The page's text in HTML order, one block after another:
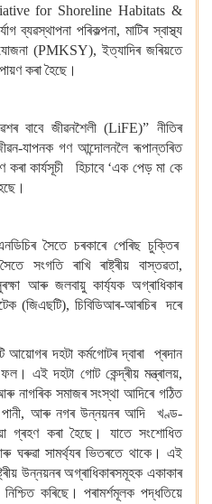
for Shoreline Habitats &
ব্যৱস্থাপনা পৰিকল্পনা, মাটিৰ স্বাস্থ্য
যোজনা (PMKSY), ইত্যাদিৰ জৰিয়তে
কৰা হৈছে।
বাবে জীৱনশৈলী (LiFE)” নীতিৰ
যাপনক গণ আন্দোলনলৈ ৰূপান্তৰিত
কাৰ্যসূচী হিচাবে ‘এক পেড় মা কে
সৈতে চৰকাৰে পেৰিছ চুক্তিৰ
সংগতি ৰাখি ৰাষ্ট্ৰীয় বাস্তৱতা,
আৰু জলবায়ু কাৰ্য্যক অগ্ৰাধিকাৰ
(জিএছটি), চিবিডিআৰ-আৰচিৰ দৰে
আয়োগৰ দহটা কৰ্মগোটৰ দ্বাৰা প্ৰদান
এই দহটা গোট কেন্দ্ৰীয় মন্ত্ৰালয়,
নাগৰিক সমাজৰ সংস্থা আদিৰে গঠিত
পানী, আৰু নগৰ উন্নয়নৰ আদি খণ্ড-
গ্ৰহণ কৰা হৈছে। যাতে সংশোধিত
ঘৰুৱা সামৰ্থ্যৰ ভিতৰতে থাকে। এই
উন্নয়নৰ অগ্ৰাধিকাৰসমূহক একাকাৰ
কৰিছে। পৰামৰ্শমূলক পদ্ধতিয়ে